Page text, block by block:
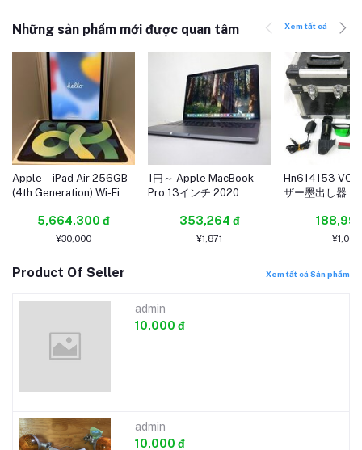
Những sản phẩm mới được quan tâm Xem tất cả
Apple iPad Air 256GB
(4th Generation) Wi-Fi +
5,664,300 đ
¥30,000
1円～ Apple MacBook
Pro 13インチ 2020
RAM16 SSD512G (2025-
0730-2928)
353,264 đ
¥1,871
Hn614153
ザー墨出し器
¥1,001
Product Of Seller Xem tất cả Sản phẩm
admin
10,000 đ
admin
10,000 đ